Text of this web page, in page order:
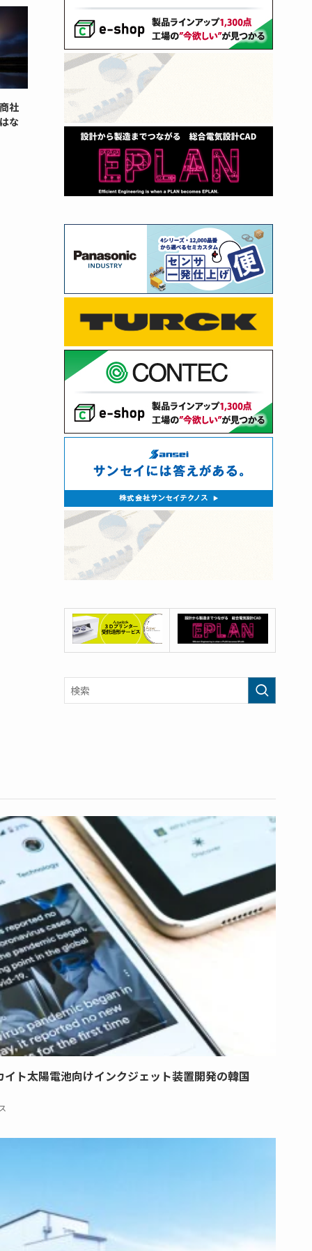
社
な
ト太陽電池向けインクジェット装置開発の韓国